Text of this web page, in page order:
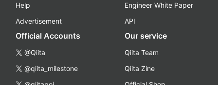
Help
Advertisement
Engineer White Paper
API
Official Accounts
@Qiita
@qiita_milestone
Our service
Qiita Team
Qiita Zine